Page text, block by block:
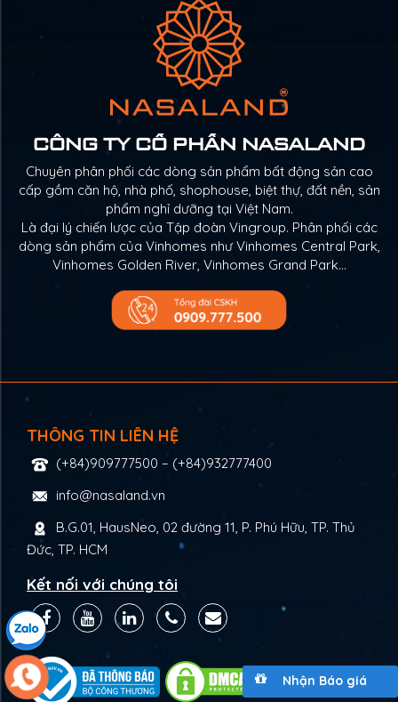
CÔNG TY CỔ PHẦN NASALAND
Chuyên phân phối các dòng sản phẩm bất động sản cao
cấp gồm căn hộ, nhà phố, shophouse, biệt thự, đất nền, sản
phẩm nghỉ dưỡng tại Việt Nam.
Là đại lý chiến lược của Tập đoàn Vingroup. Phân phối các
dòng sản phẩm của Vinhomes như Vinhomes Central Park,
Vinhomes Golden River, Vinhomes Grand Park…
THÔNG TIN LIÊN HỆ
(+84)909777500 – (+84)932777400
info@nasaland.vn
B.G.01, HausNeo, 02 đường 11, P. Phú Hữu, TP. Thủ
Đức, TP. HCM
Kết nối với chúng tôi
Nhận Báo giá